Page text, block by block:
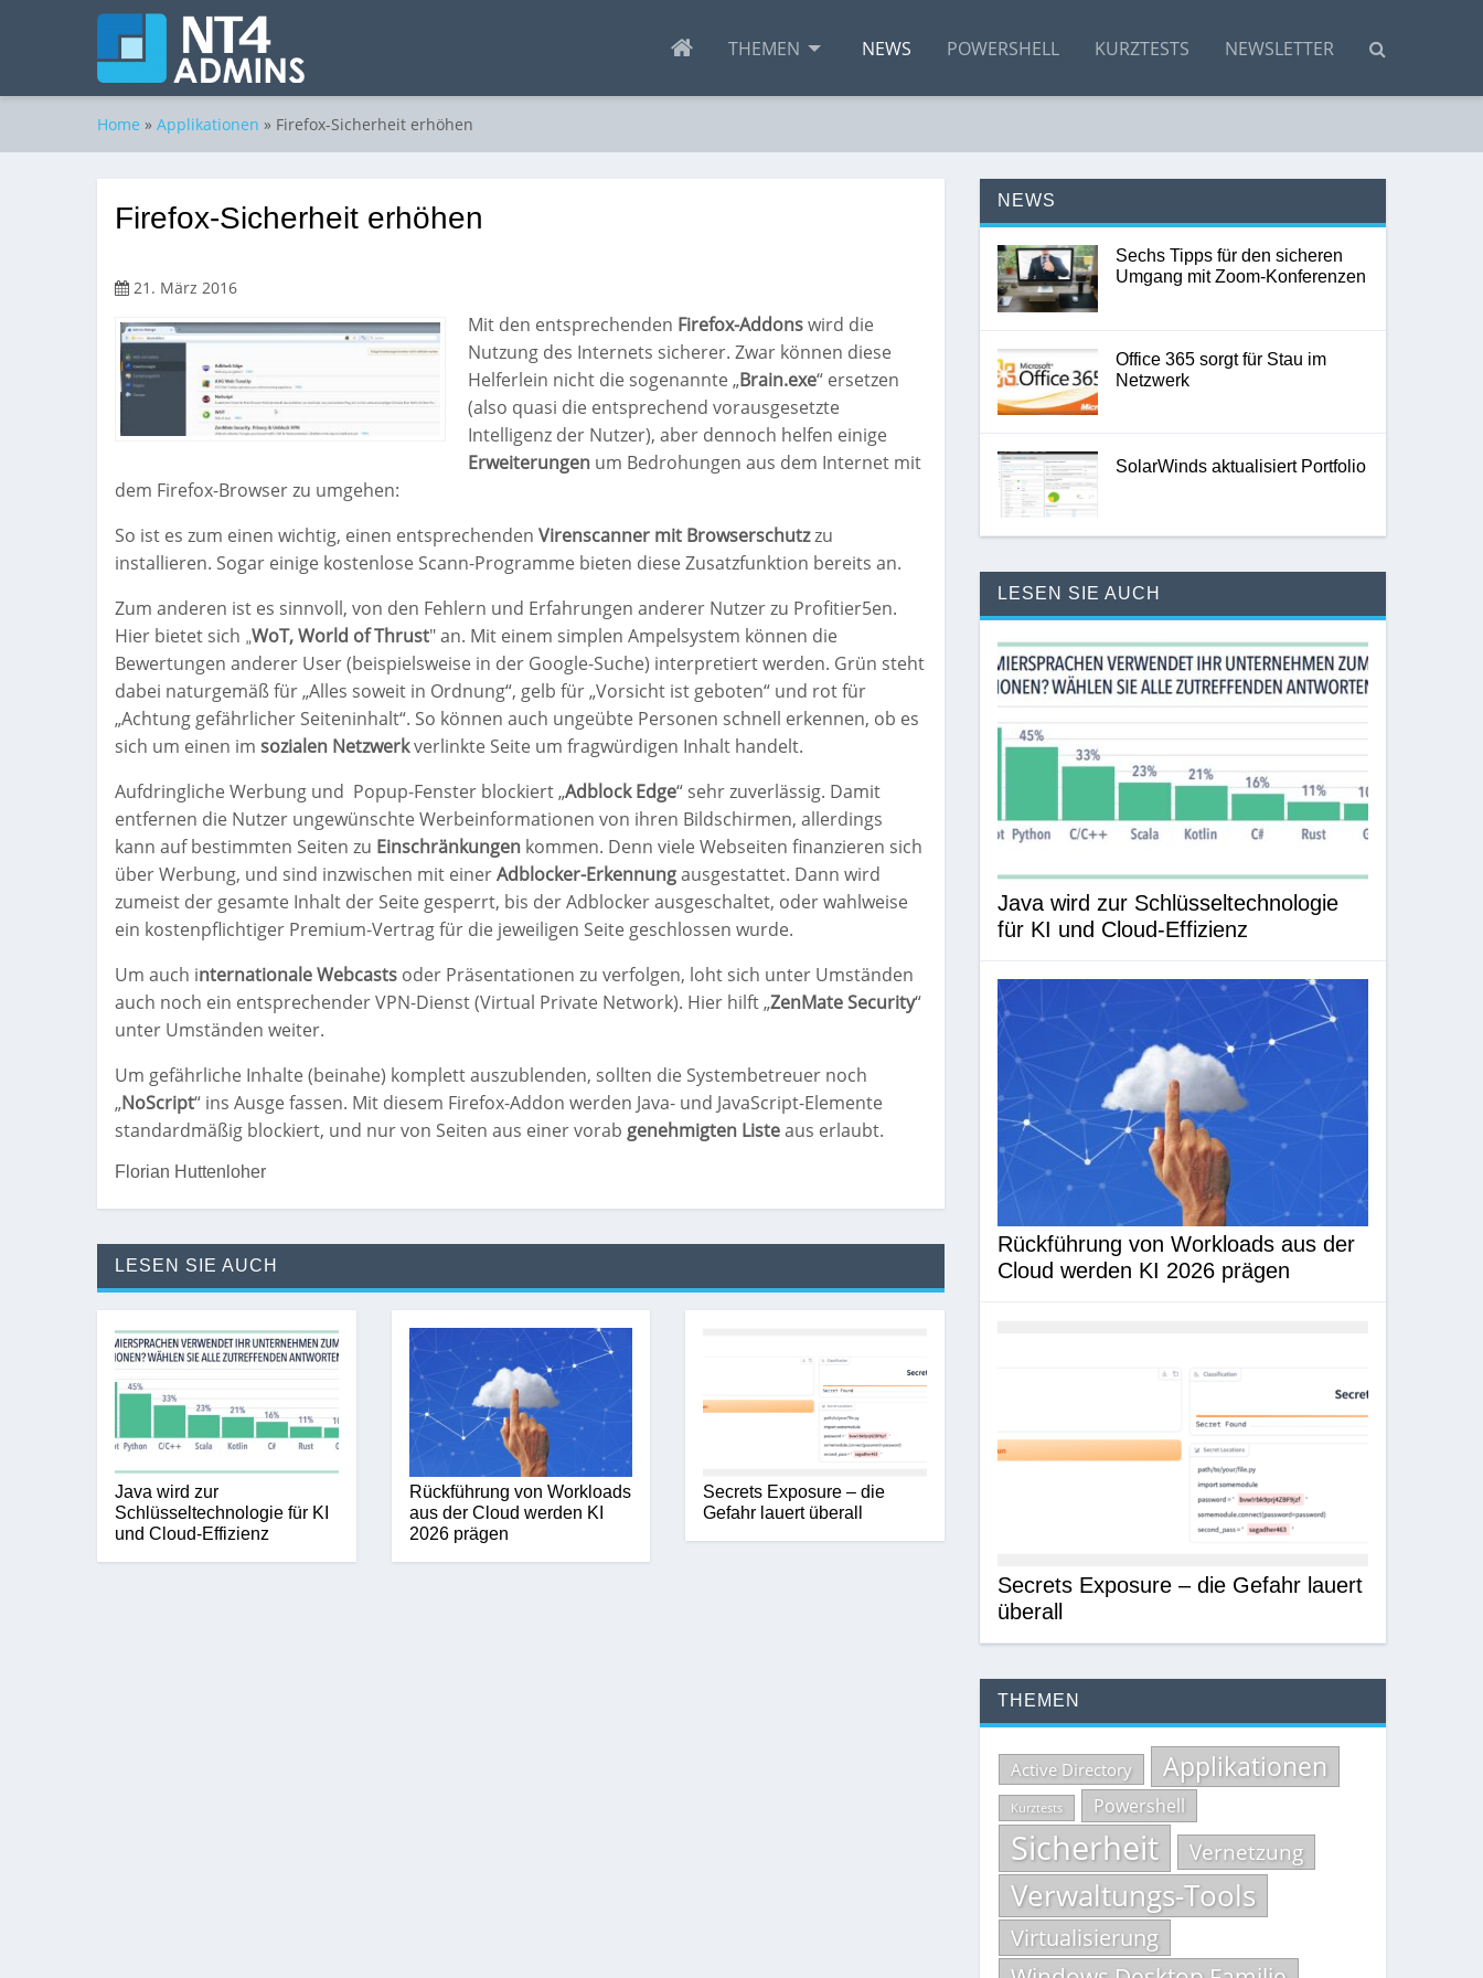
THEMEN NEWS POWERSHELL KURZTESTS NEWSLETTER
Home » Applikationen » Firefox-Sicherheit erhöhen
Firefox-Sicherheit erhöhen
21. März 2016
Mit den entsprechenden Firefox-Addonswird die
Nutzung des Internets sicherer. Zwar können diese
Helferlein nicht die sogenannte „Brain.exe“ ersetzen
(also quasi die entsprechend vorausgesetzte
Intelligenz der Nutzer), aber dennoch helfen einige
Erweiterungen um Bedrohungen aus dem Internet mit
dem Firefox-Browser zu umgehen:
So ist es zum einen wichtig, einen entsprechenden Virenscanner mit Browserschutzzu
installieren. Sogar einige kostenlose Scann-Programme bieten diese Zusatzfunktion bereits an.
Zum anderen ist es sinnvoll, von den Fehlern und Erfahrungen anderer Nutzer zu Profitier5en.
Hier bietet sich „WoT, World of Thrust" an. Mit einem simplen Ampelsystem können die
Bewertungen anderer User (beispielsweise in der Google-Suche) interpretiert werden. Grün steht
dabei naturgemäß für „Alles soweit in Ordnung“, gelb für „Vorsicht ist geboten“ und rot für
„Achtung gefährlicher Seiteninhalt“. So können auch ungeübte Personen schnell erkennen, ob es
sich um einen im sozialen Netzwerkverlinkte Seite um fragwürdigen Inhalt handelt.
Aufdringliche Werbung und Popup-Fenster blockiert „Adblock Edge“ sehr zuverlässig. Damit
entfernen die Nutzer ungewünschte Werbeinformationen von ihren Bildschirmen, allerdings
kann auf bestimmten Seiten zu Einschränkungen kommen. Denn viele Webseiten finanzieren sich
über Werbung, und sind inzwischen mit einerAdblocker-Erkennungausgestattet. Dann wird
zumeist der gesamte Inhalt der Seite gesperrt, bis der Adblocker ausgeschaltet, oder wahlweise
ein kostenpflichtiger Premium-Vertrag für die jeweiligen Seite geschlossen wurde.
Um auch internationale Webcasts oder Präsentationen zu verfolgen, loht sich unter Umständen
auch noch ein entsprechender VPN-Dienst (Virtual Private Network). Hier hilft „ZenMate Security“
unter Umständen weiter.
Um gefährliche Inhalte (beinahe) komplett auszublenden, sollten die Systembetreuer noch
„NoScript“ ins Ausge fassen. Mit diesem Firefox-Addon werden Java- und JavaScript-Elemente
standardmäßig blockiert, und nur von Seiten aus einer vorab genehmigten Listeaus erlaubt.
Florian Huttenloher
LESEN SIE AUCH
Java wird zur
Schlüsseltechnologie für KI
und Cloud-Effizienz
Rückführung von Workloads
aus der Cloud werden KI
2026 prägen
Secrets Exposure – die
Gefahr lauert überall
NEWS
Sechs Tipps für den sicheren
Umgang mit Zoom-Konferenzen
Office 365 sorgt für Stau im
Netzwerk
SolarWinds aktualisiert Portfolio
LESEN SIE AUCH
Java wird zur Schlüsseltechnologie
für KI und Cloud-Effizienz
Rückführung von Workloads aus der
Cloud werden KI 2026 prägen
Secrets Exposure – die Gefahr lauert
überall
THEMEN
Active Directory Applikationen
Kurztests Powershell
Sicherheit Vernetzung
Verwaltungs-Tools
Virtualisierung